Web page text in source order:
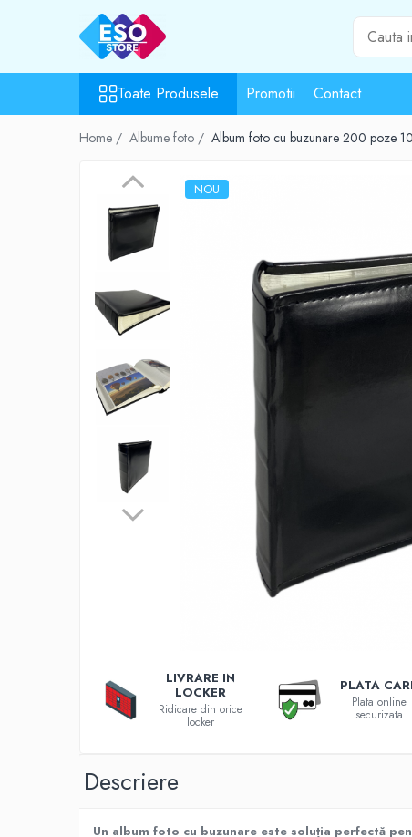
Toate Produsele
Toate Categoriile
Surse de incarcare
Incarcatoare auto
Incarcatoare 12V / 6V AGM / VRLA
Surse de iluminat
Diverse gadgeturi
Accesorii auto
Toate Produsele Promotii Contact
Home / Albume foto / Album foto cu buzunare 200 poze
NOU
LIVRARE IN
LOCKER
Ridicare din orice
locker
PLATA
Plata online
securizata
Descriere
Un album foto cu buzunare este soluția perfectă